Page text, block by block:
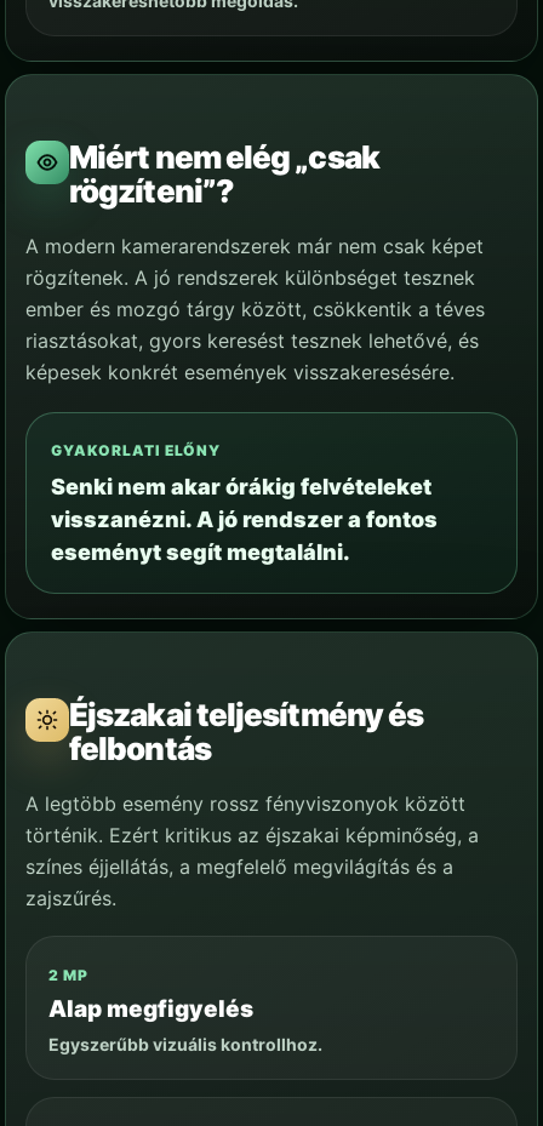
Miért nem elég „csak
rögzíteni”?
A modern kamerarendszerek már nem csak képet
rögzítenek. A jó rendszerek különbséget tesznek
ember és mozgó tárgy között, csökkentik a téves
riasztásokat, gyors keresést tesznek lehetővé, és
képesek konkrét események visszakeresésére.
GYAKORLATI ELŐNY
Senki nem akar órákig felvételeket
visszanézni. A jó rendszer a fontos
eseményt segít megtalálni.
Éjszakai teljesítmény és
felbontás
A legtöbb esemény rossz fényviszonyok között
történik. Ezért kritikus az éjszakai képminőség, a
színes éjjellátás, a megfelelő megvilágítás és a
zajszűrés.
2 MP
Alap megfigyelés
Egyszerűbb vizuális kontrollhoz.